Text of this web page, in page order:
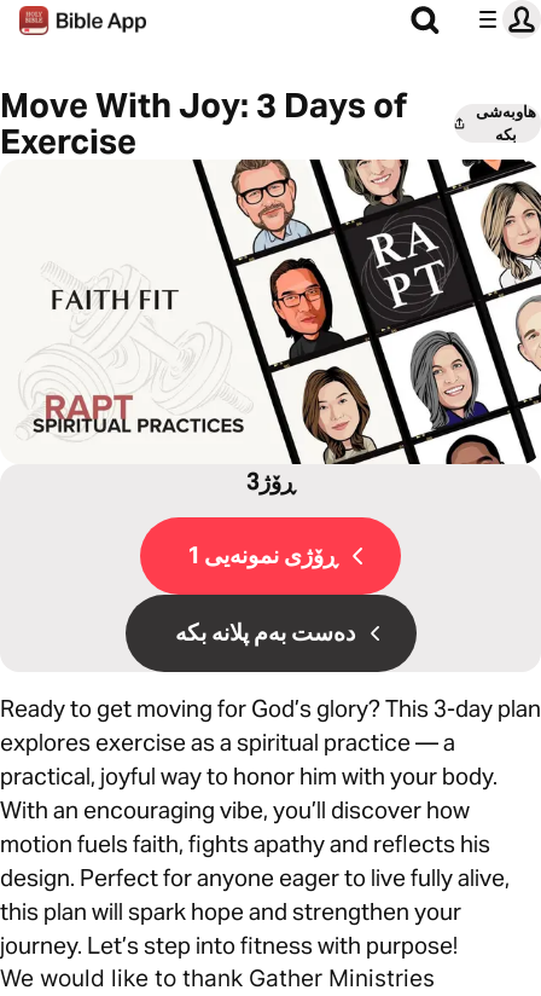
Move With Joy: 3 Days of
Exercise
هاوبەشی
بکە
3ڕۆژ
ڕۆژی نمونەیی 1
دەست بەم پلانە بکە
Ready to get moving for God’s glory? This 3-day plan
explores exercise as a spiritual practice — a
practical, joyful way to honor him with your body.
With an encouraging vibe, you’ll discover how
motion fuels faith, fights apathy and reflects his
design. Perfect for anyone eager to live fully alive,
this plan will spark hope and strengthen your
journey. Let’s step into fitness with purpose!
We would like to thank Gather Ministries